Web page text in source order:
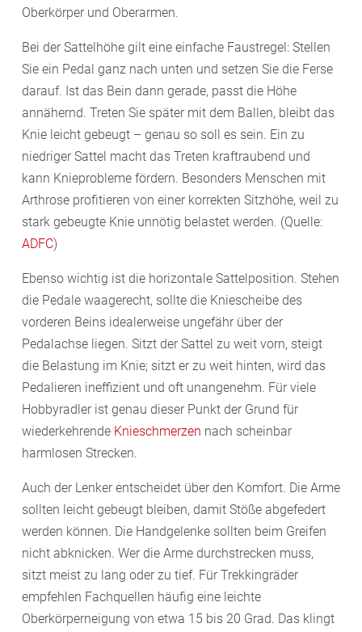
Oberkörper und Oberarmen.
Bei der Sattelhöhe gilt eine einfache Faustregel: Stellen
Sie ein Pedal ganz nach unten und setzen Sie die Ferse
darauf. Ist das Bein dann gerade, passt die Höhe
annähernd. Treten Sie später mit dem Ballen, bleibt das
Knie leicht gebeugt – genau so soll es sein. Ein zu
niedriger Sattel macht das Treten kraftraubend und
kann Knieprobleme fördern. Besonders Menschen mit
Arthrose profitieren von einer korrekten Sitzhöhe, weil zu
stark gebeugte Knie unnötig belastet werden. (Quelle:
ADFC)
Ebenso wichtig ist die horizontale Sattelposition. Stehen
die Pedale waagerecht, sollte die Kniescheibe des
vorderen Beins idealerweise ungefähr über der
Pedalachse liegen. Sitzt der Sattel zu weit vorn, steigt
die Belastung im Knie; sitzt er zu weit hinten, wird das
Pedalieren ineffizient und oft unangenehm. Für viele
Hobbyradler ist genau dieser Punkt der Grund für
wiederkehrende Knieschmerzen nach scheinbar
harmlosen Strecken.
Auch der Lenker entscheidet über den Komfort. Die Arme
sollten leicht gebeugt bleiben, damit Stöße abgefedert
werden können. Die Handgelenke sollten beim Greifen
nicht abknicken. Wer die Arme durchstrecken muss,
sitzt meist zu lang oder zu tief. Für Trekkingräder
empfehlen Fachquellen häufig eine leichte
Oberkörperneigung von etwa 15 bis 20 Grad. Das klingt